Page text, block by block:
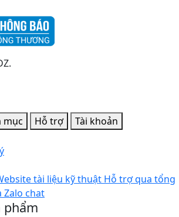
mục Hỗ trợ
Tài khoản
tài liệu kỹ thuật Hỗ trợ qua tổng
Zalo chat
phẩm